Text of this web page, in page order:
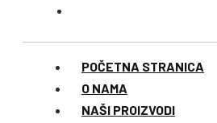
POČETNA STRANICA
O NAMA
NAŠI PROIZVODI